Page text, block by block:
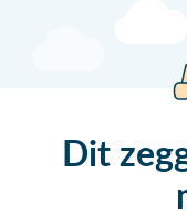
Dit